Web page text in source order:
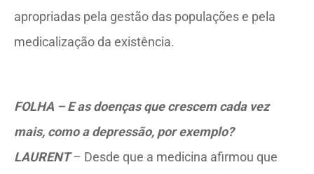
apropriadas pela gestão das populações e pela
medicalização da existência.
FOLHA – E as doenças que crescem cada vez
mais, como a depressão, por exemplo?
LAURENT– Desde que a medicina afirmou que